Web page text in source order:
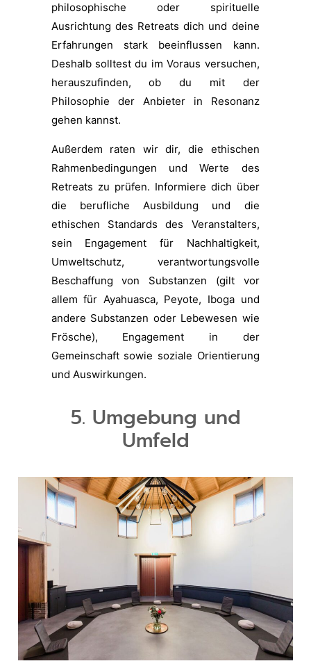
philosophische oder spirituelle
Ausrichtung des Retreats dich und deine
Erfahrungen stark beeinflussen kann.
Deshalb solltest du im Voraus versuchen,
herauszufinden, ob du mit der
Philosophie der Anbieter in Resonanz
gehen kannst.
Außerdem raten wir dir, die ethischen
Rahmenbedingungen und Werte des
Retreats zu prüfen. Informiere dich über
die berufliche Ausbildung und die
ethischen Standards des Veranstalters,
sein Engagement für Nachhaltigkeit,
Umweltschutz, verantwortungsvolle
Beschaffung von Substanzen (gilt vor
allem für Ayahuasca, Peyote, Iboga und
andere Substanzen oder Lebewesen wie
Frösche), Engagement in der
Gemeinschaft sowie soziale Orientierung
und Auswirkungen.
5. Umgebung und
Umfeld